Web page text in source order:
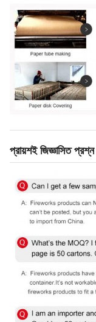
প্রায়শই জিজ্ঞাসিত প্রশ্ন